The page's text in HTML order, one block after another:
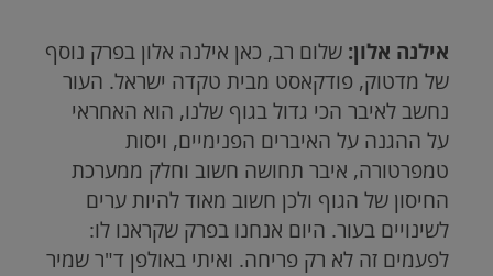
אילנה אלון: שלום רב, כאן אילנה אלון בפרק נוסף
של מדטוק, פודקאסט מבית טקדה ישראל. העור
נחשב לאיבר הכי גדול בגוף שלנו, הוא האחראי
על ההגנה על האיברים הפנימיים, ויסות
טמפרטורה, איבר תחושה חשוב וחלק ממערכת
החיסון של הגוף ולכן חשוב מאוד להיות ערים
לשינויים בעור. היום אנחנו בפרק שקראנו לו:
לפעמים זה לא רק פריחה. ואיתי באולפן ד"ר שמיר